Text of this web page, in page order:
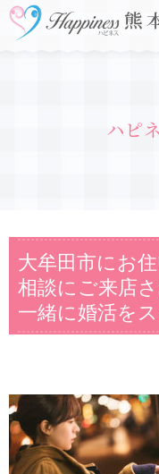
ハピ
大牟田市にお
相談にご来店
一緒に婚活を